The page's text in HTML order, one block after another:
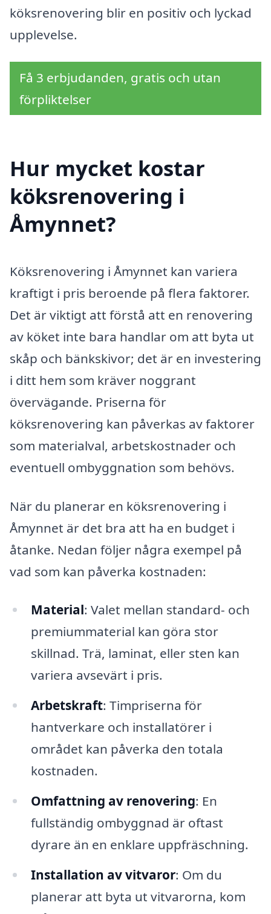
köksrenovering blir en positiv och lyckad
upplevelse.
Få 3 erbjudanden, gratis och utan
förpliktelser
Hur mycket kostar
köksrenovering i
Åmynnet?
Köksrenovering i Åmynnet kan variera
kraftigt i pris beroende på flera faktorer.
Det är viktigt att förstå att en renovering
av köket inte bara handlar om att byta ut
skåp och bänkskivor; det är en investering
i ditt hem som kräver noggrant
övervägande. Priserna för
köksrenovering kan påverkas av faktorer
som materialval, arbetskostnader och
eventuell ombyggnation som behövs.
När du planerar en köksrenovering i
Åmynnet är det bra att ha en budget i
åtanke. Nedan följer några exempel på
vad som kan påverka kostnaden:
Material: Valet mellan standard- och
premiummaterial kan göra stor
skillnad. Trä, laminat, eller sten kan
variera avsevärt i pris.
Arbetskraft: Timpriserna för
hantverkare och installatörer i
området kan påverka den totala
kostnaden.
Omfattning av renovering: En
fullständig ombyggnad är oftast
dyrare än en enklare uppfräschning.
Installation av vitvaror: Om du
planerar att byta ut vitvarorna, kom